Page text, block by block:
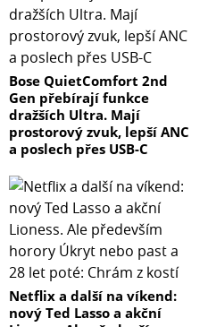
Bose QuietComfort 2nd
Gen přebírají funkce
dražších Ultra. Mají
prostorový zvuk, lepší ANC
a poslech přes USB-C
Netflix a další na víkend:
nový Ted Lasso a akční